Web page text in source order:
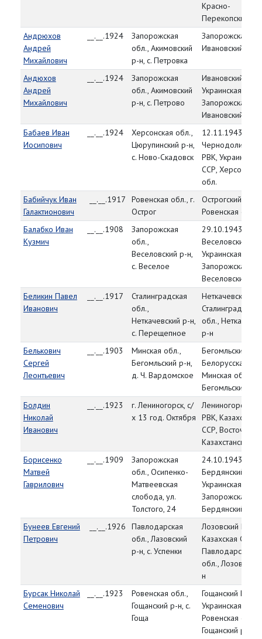
Красно-
Перекопский р-н
Андрюхов
Андрей
Михайлович
__.__.1924
Запорожская
обл., Акимовский
р-н, с. Петровка
Запорожская
Ивановский РВК
Андюхов
Андрей
Михайлович
__.__.1924
Запорожская
обл., Акимовский
р-н, с. Петрово
Ивановский РВК,
Украинская ССР,
Запорожская
Ивановский р-н
Бабаев Иван
Иосипович
__.__.1924
Херсонская обл.,
Цюрупинский р-н,
с. Ново-Скадовск
12.11.1943,
Чернодолинский
РВК, Украинская
ССР, Херсонская
обл.
Бабийчук Иван
Галактионович
__.__.1917
Ровенская обл., г.
Острог
Острогский РВК,
Ровенская обл.
Балабко Иван
Кузмич
__.__.1908
Запорожская
обл.,
Веселовский р-н,
с. Веселое
29.10.1943,
Веселовский
Украинская ССР,
Запорожская
Веселовский р-н
Беликин Павел
Иванович
__.__.1917
Сталинградская
обл.,
Неткачевский р-н,
с. Перещепное
Неткачевский
Сталинградская
обл.,
р-н
Белькович
Сергей
Леонтьевич
__.__.1903
Минская обл.,
Бегомльский р-н,
д. Ч. Вардомское
Бегомльский
Белорусская
Минская обл.,
Бегомльский р-н
Болдин
Николай
Иванович
__.__.1923
г. Лениногорск, с/
х 13 год. Октября
Лениногорский
РВК, Казахская
ССР, Восточно-
Казахстанская
Борисенко
Матвей
Гаврилович
__.__.1909
Запорожская
обл., Осипенко-
Матвеевская
слобода, ул.
Толстого, 24
24.10.1943,
Бердянский РВК,
Украинская ССР,
Запорожская
Бердянский р-н
Бунеев Евгений
Петрович
__.__.1926
Павлодарская
обл., Лазовский
р-н, с. Успенки
Лозовский РВК,
Казахская ССР,
Павлодарская
обл., Лозовский
н
Бурсак Николай
Семенович
__.__.1923
Ровенская обл.,
Гощанский р-н, с.
Гоща
Гощанский РВК,
Украинская ССР,
Ровенская обл.,
Гощанский р-н